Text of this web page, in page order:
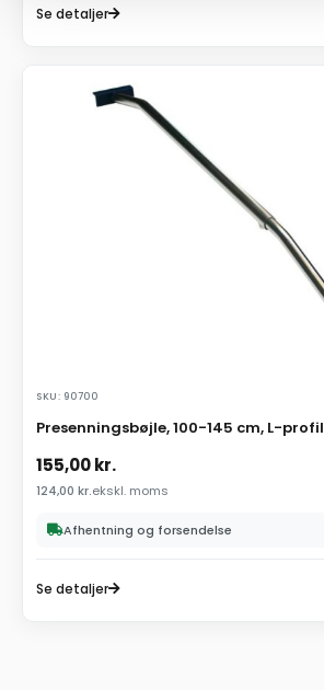
Se detaljer
SKU: 90700
Presenningsbøjle, 100-145 cm, L-profil
155,00kr.
124,00 kr.ekskl. moms
Afhentning og forsendelse
Se detaljer